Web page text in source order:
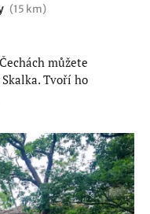
(15 km)
můžete
Tvoří ho